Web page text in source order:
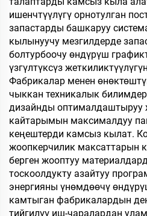
ишенчтүүлүгү орнотулган
запастарды башкаруу
кылынуучу мезгилдерде
болтурбоочу өндүрүш
үзгүлтүксүз
Фабрикалар менен
чыккан техникалык
дизайнды оптималдаштыруу
кайтарымын максималдуу
кеңештерди камсыз кылат.
жоопкерчилик максаттарын
берген жооптуу
тоскоолдукту азайтуу
энергияны үнөмдөөчү
камтыган фабрикалардын
тийгилүү иш-чаралардан